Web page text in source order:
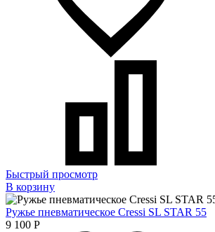
Быстрый просмотр
В корзину
Ружье пневматическое Cressi SL STAR 55
9 100 Р